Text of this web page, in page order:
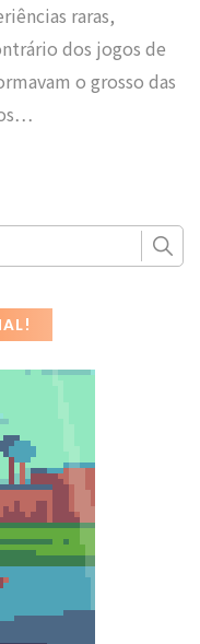
raras,
dos jogos de
o grosso das